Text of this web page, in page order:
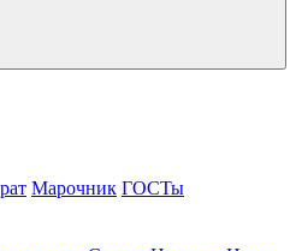
Марочник ГОСТы